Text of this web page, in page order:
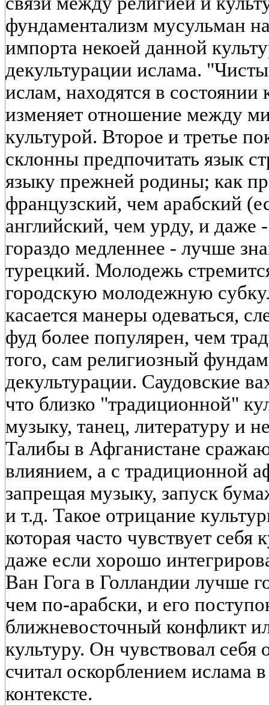
фундаментализм мусульман на
импорта некоей данной
декультурации ислама.
ислам, находятся в
изменяет отношение между
культурой. Второе и третье
склонны предпочитать язык
языку прежней родины; как
французский, чем арабский
английский, чем урду, и даже
гораздо медленнее - лучше
турецкий. Молодежь
городскую молодежную
касается манеры одеваться,
фуд более популярен, чем
того, сам религиозный
декультурации. Саудовские
что близко "традиционной"
музыку, танец, литературу и
Талибы в Афганистане
влиянием, а с традиционной
запрещая музыку, запуск
и т.д. Такое отрицание
которая часто чувствует
даже если хорошо
Ван Гога в Голландии лучше
чем по-арабски, и его
ближневосточный конфликт
культуру. Он чувствовал
считал оскорблением ислама
контексте.